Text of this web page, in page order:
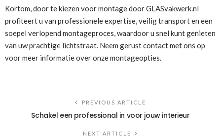
Kortom, door te kiezen voor montage door GLASvakwerk.nl
profiteert u van professionele expertise, veilig transport en een
soepel verlopend montageproces, waardoor u snel kunt genieten
van uw prachtige lichtstraat. Neem gerust contact met ons op
voor meer informatie over onze montageopties.
PREVIOUS ARTICLE
Schakel een professional in voor jouw interieur
NEXT ARTICLE